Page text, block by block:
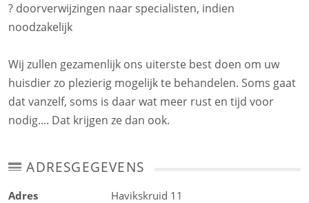
? doorverwijzingen naar specialisten, indien
noodzakelijk
Wij zullen gezamenlijk ons uiterste best doen om uw
huisdier zo plezierig mogelijk te behandelen. Soms gaat
dat vanzelf, soms is daar wat meer rust en tijd voor
nodig.... Dat krijgen ze dan ook.
ADRESGEGEVENS
Adres
Havikskruid 11